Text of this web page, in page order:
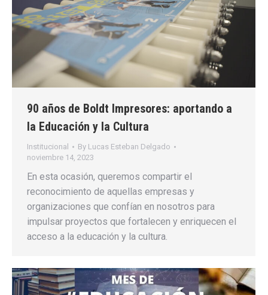
90 años de Boldt Impresores: aportando a
la Educación y la Cultura
Institucional By Lucas Esteban Delgado
noviembre 14, 2023
En esta ocasión, queremos compartir el
reconocimiento de aquellas empresas y
organizaciones que confían en nosotros para
impulsar proyectos que fortalecen y enriquecen el
acceso a la educación y la cultura.